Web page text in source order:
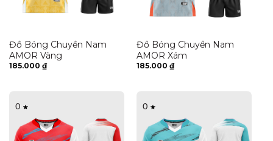
Đồ Bóng Chuyền Nam
AMOR Vàng
185.000 ₫
Đồ Bóng Chuyền Nam
AMOR Xám
185.000 ₫
0 0